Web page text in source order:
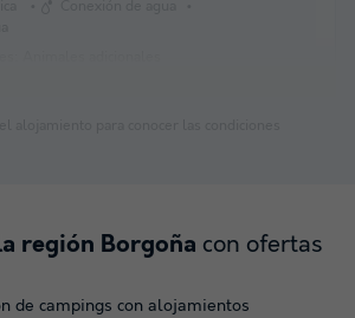
región Borgoña con ofertas
de campings con alojamientos